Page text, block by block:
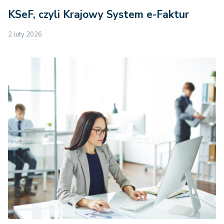
KSeF, czyli Krajowy System e-Faktur
2 luty 2026